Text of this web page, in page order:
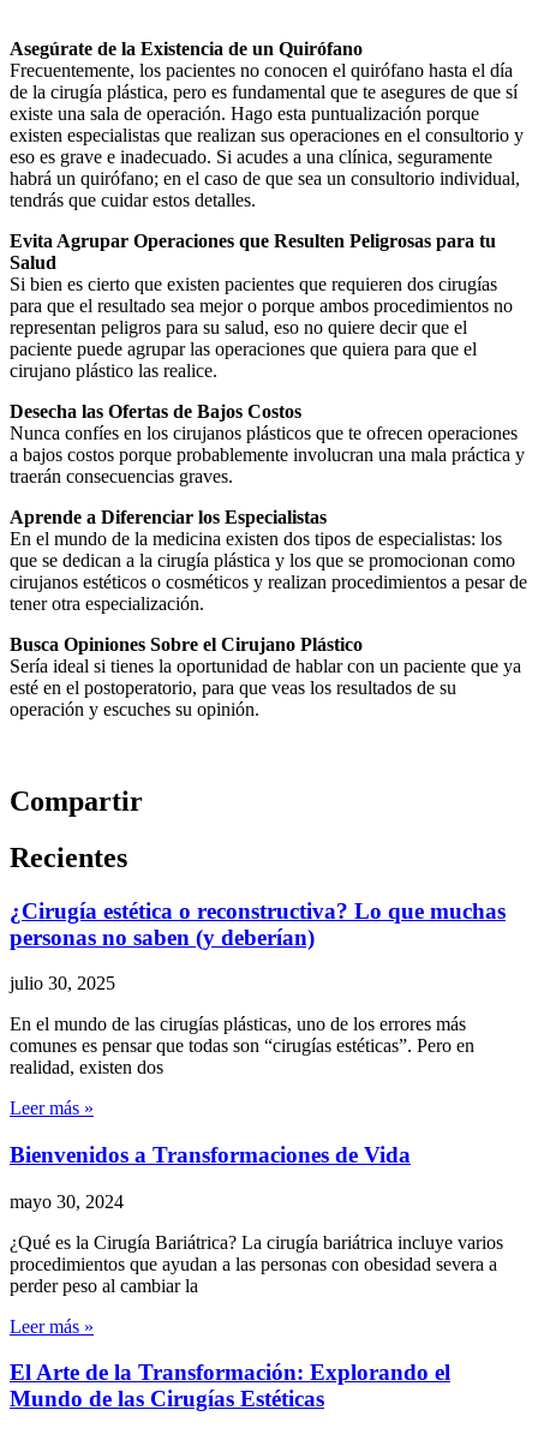
Asegúrate de la Existencia de un Quirófano
Frecuentemente, los pacientes no conocen el quirófano hasta el día
de la cirugía plástica, pero es fundamental que te asegures de que sí
existe una sala de operación. Hago esta puntualización porque
existen especialistas que realizan sus operaciones en el consultorio y
eso es grave e inadecuado. Si acudes a una clínica, seguramente
habrá un quirófano; en el caso de que sea un consultorio individual,
tendrás que cuidar estos detalles.
Evita Agrupar Operaciones que Resulten Peligrosas para tu
Salud
Si bien es cierto que existen pacientes que requieren dos cirugías
para que el resultado sea mejor o porque ambos procedimientos no
representan peligros para su salud, eso no quiere decir que el
paciente puede agrupar las operaciones que quiera para que el
cirujano plástico las realice.
Desecha las Ofertas de Bajos Costos
Nunca confíes en los cirujanos plásticos que te ofrecen operaciones
a bajos costos porque probablemente involucran una mala práctica y
traerán consecuencias graves.
Aprende a Diferenciar los Especialistas
En el mundo de la medicina existen dos tipos de especialistas: los
que se dedican a la cirugía plástica y los que se promocionan como
cirujanos estéticos o cosméticos y realizan procedimientos a pesar de
tener otra especialización.
Busca Opiniones Sobre el Cirujano Plástico
Sería ideal si tienes la oportunidad de hablar con un paciente que ya
esté en el postoperatorio, para que veas los resultados de su
operación y escuches su opinión.
Compartir
Recientes
¿Cirugía estética o reconstructiva? Lo que muchas
personas no saben (y deberían)
julio 30, 2025
En el mundo de las cirugías plásticas, uno de los errores más
comunes es pensar que todas son “cirugías estéticas”. Pero en
realidad, existen dos
Leer más »
Bienvenidos a Transformaciones de Vida
mayo 30, 2024
¿Qué es la Cirugía Bariátrica? La cirugía bariátrica incluye varios
procedimientos que ayudan a las personas con obesidad severa a
perder peso al cambiar la
Leer más »
El Arte de la Transformación: Explorando el
Mundo de las Cirugías Estéticas